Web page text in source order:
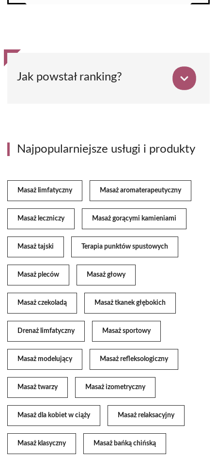
Jak powstał ranking?
Najpopularniejsze usługi i produkty
Masaż limfatyczny Masaż aromaterapeutyczny
Masaż leczniczy Masaż gorącymi kamieniami
Masaż tajski Terapia punktów spustowych
Masaż pleców Masaż głowy
Masaż czekoladą Masaż tkanek głębokich
Drenaż limfatyczny Masaż sportowy
Masaż modelujący Masaż refleksologiczny
Masaż twarzy Masaż izometryczny
Masaż dla kobiet w ciąży Masaż relaksacyjny
Masaż klasyczny Masaż bańką chińską